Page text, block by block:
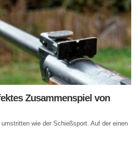
Zusammenspiel von
wie der Schießsport. Auf der einen